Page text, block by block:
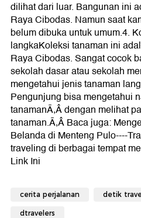
dilihat dari luar. Bangunan ini
Raya Cibodas. Namun saat
belum dibuka untuk umum.4.
langkaKoleksi tanaman ini
Raya Cibodas. Sangat cocok
sekolah dasar atau sekolah
mengetahui jenis tanaman
Pengunjung bisa mengetahui
tanamanÃ‚Â dengan melihat
tanaman.Ã‚Â Baca juga:
Belanda di Menteng Pulo----
traveling di berbagai tempat
Link Ini
cerita perjalanan detik
dtravelers